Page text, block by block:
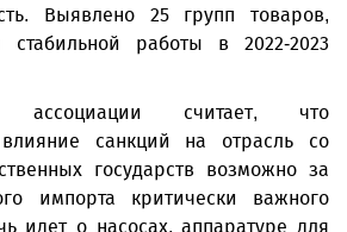
Выявлено 25 групп товаров,
стабильной работы в 2022-2023
ассоциации считает, что
санкций на отрасль со
государств возможно за
импорта критически важного
идет о насосах, аппаратуре для